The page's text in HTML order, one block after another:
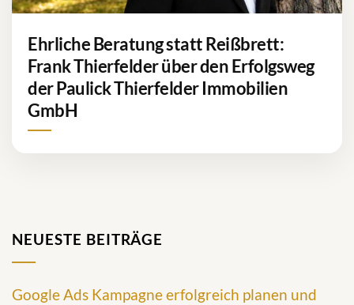
Ehrliche Beratung statt Reißbrett:
Frank Thierfelder über den Erfolgsweg
der Paulick Thierfelder Immobilien
GmbH
NEUESTE BEITRÄGE
Google Ads Kampagne erfolgreich planen und